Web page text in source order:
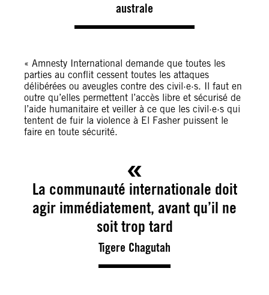
australe
« Amnesty International demande que toutes les
parties au conflit cessent toutes les attaques
délibérées ou aveugles contre des civil·e·s. Il faut en
outre qu’elles permettent l’accès libre et sécurisé de
l’aide humanitaire et veiller à ce que les civil·e·s qui
tentent de fuir la violence à El Fasher puissent le
faire en toute sécurité.
La communauté internationale doit
agir immédiatement, avant qu’il ne
soit trop tard
Tigere Chagutah